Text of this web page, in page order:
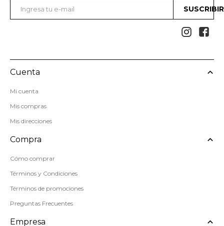
 
Cuenta
Mi cuenta
Mis compras
Mis direcciones
Compra
Cómo comprar
Términos y Condiciones
Términos de promociones
Preguntas Frecuentes
Empresa